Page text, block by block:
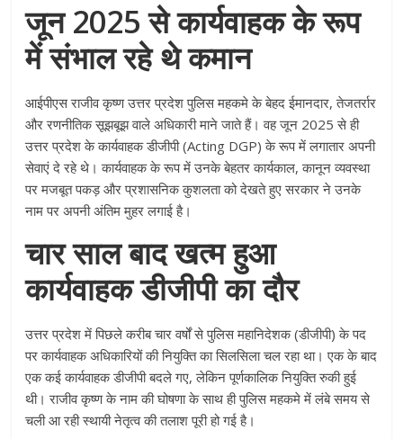
जून 2025 से कार्यवाहक के रूप
में संभाल रहे थे कमान
आईपीएस राजीव कृष्ण उत्तर प्रदेश पुलिस महकमे के बेहद ईमानदार, तेजतर्रार
और रणनीतिक सूझबूझ वाले अधिकारी माने जाते हैं। वह जून 2025 से ही
उत्तर प्रदेश के कार्यवाहक डीजीपी (Acting DGP) के रूप में लगातार अपनी
सेवाएं दे रहे थे। कार्यवाहक के रूप में उनके बेहतर कार्यकाल, कानून व्यवस्था
पर मजबूत पकड़ और प्रशासनिक कुशलता को देखते हुए सरकार ने उनके
नाम पर अपनी अंतिम मुहर लगाई है।
चार साल बाद खत्म हुआ
कार्यवाहक डीजीपी का दौर
उत्तर प्रदेश में पिछले करीब चार वर्षों से पुलिस महानिदेशक (डीजीपी) के पद
पर कार्यवाहक अधिकारियों की नियुक्ति का सिलसिला चल रहा था। एक के बाद
एक कई कार्यवाहक डीजीपी बदले गए, लेकिन पूर्णकालिक नियुक्ति रुकी हुई
थी। राजीव कृष्ण के नाम की घोषणा के साथ ही पुलिस महकमे में लंबे समय से
चली आ रही स्थायी नेतृत्व की तलाश पूरी हो गई है।